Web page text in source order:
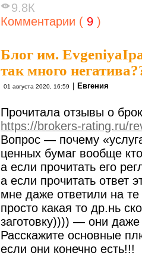
9.8К
Комментарии ( 9 )
Блог им.
так много
01 августа 2020, 16:59 Евгения
Прочитала отзывы о
https://brokers-rating.ru/
Вопрос — почему
ценных бумаг вообще
а если прочитать его
а если прочитать ответ
мне даже ответили на
просто какая то др.нь
заготовку)))) — они
Расскажите основные
если они конечно есть!!!